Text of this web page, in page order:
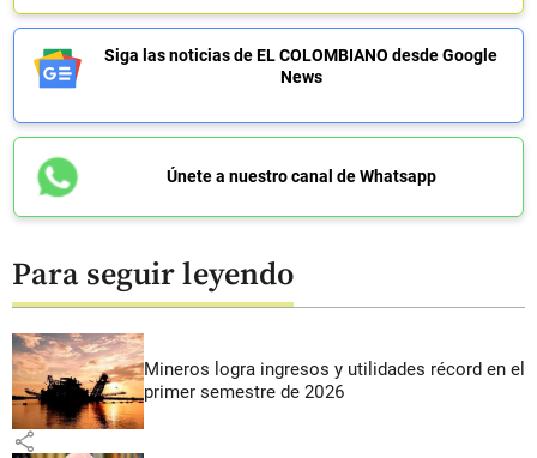
Siga las noticias de EL COLOMBIANO desde Google
News
Únete a nuestro canal de Whatsapp
Para seguir leyendo
Mineros logra ingresos y utilidades récord en el
primer semestre de 2026
share